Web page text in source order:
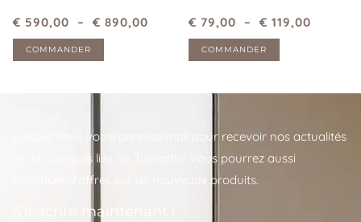
€ 590,00 – € 890,00
COMMANDER
€ 79,00 – € 119,00
COMMANDER
Laissez nous votre adresse mail pour recevoir nos actualités
et des conseils liés au Travertin. Vous pourrez aussi
bénéficer d'offres sur de nouveaux produits.
S'inscrire maintenant !